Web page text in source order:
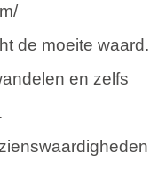
de moeite waard.
en zelfs